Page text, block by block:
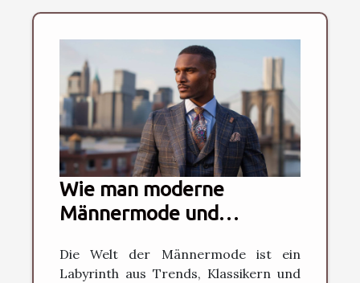
Wie man moderne
Männermode und
kombiniert
Die Welt der Männermode ist ein
Labyrinth aus Trends, Klassikern und